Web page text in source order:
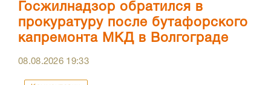
Госжилнадзор обратился в
прокуратуру после бутафорского
капремонта МКД в Волгограде
08.08.2026 19:33